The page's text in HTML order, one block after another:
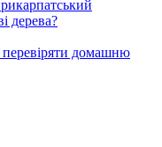
закидали брудом! У